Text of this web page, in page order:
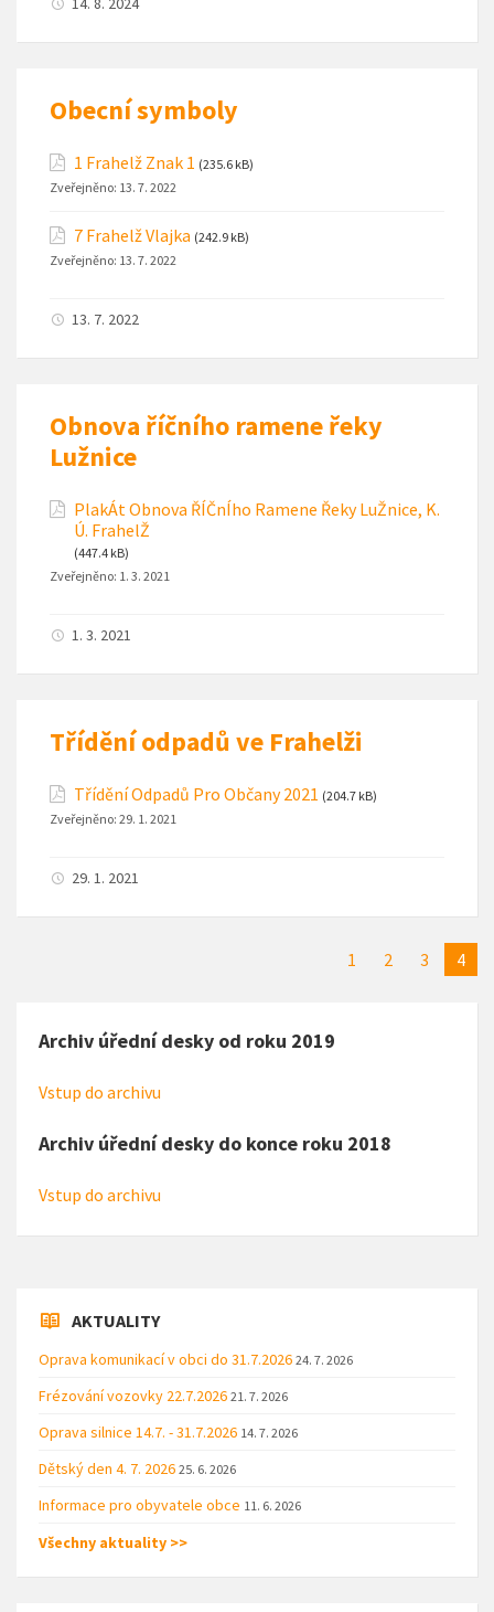
Obecní symboly
1 Frahelž Znak 1 (235.6 kB)
Zveřejněno: 13. 7. 2022
7 Frahelž Vlajka (242.9 kB)
Zveřejněno: 13. 7. 2022
13. 7. 2022
Obnova říčního ramene řeky
Lužnice
PlakÁt Obnova ŘÍČnÍho Ramene Řeky LuŽnice, K.
Ú. FrahelŽ
(447.4 kB)
Zveřejněno: 1. 3. 2021
1. 3. 2021
Třídění odpadů ve Frahelži
Třídění Odpadů Pro Občany 2021 (204.7 kB)
Zveřejněno: 29. 1. 2021
29. 1. 2021
1 2 3 4
Archiv úřední desky od roku 2019
Vstup do archivu
Archiv úřední desky do konce roku 2018
Vstup do archivu
AKTUALITY
Oprava komunikací v obci do 31.7.2026 24. 7. 2026
Frézování vozovky 22.7.2026 21. 7. 2026
Oprava silnice 14.7. - 31.7.2026 14. 7. 2026
Dětský den 4. 7. 2026 25. 6. 2026
Informace pro obyvatele obce 11. 6. 2026
Všechny aktuality >>